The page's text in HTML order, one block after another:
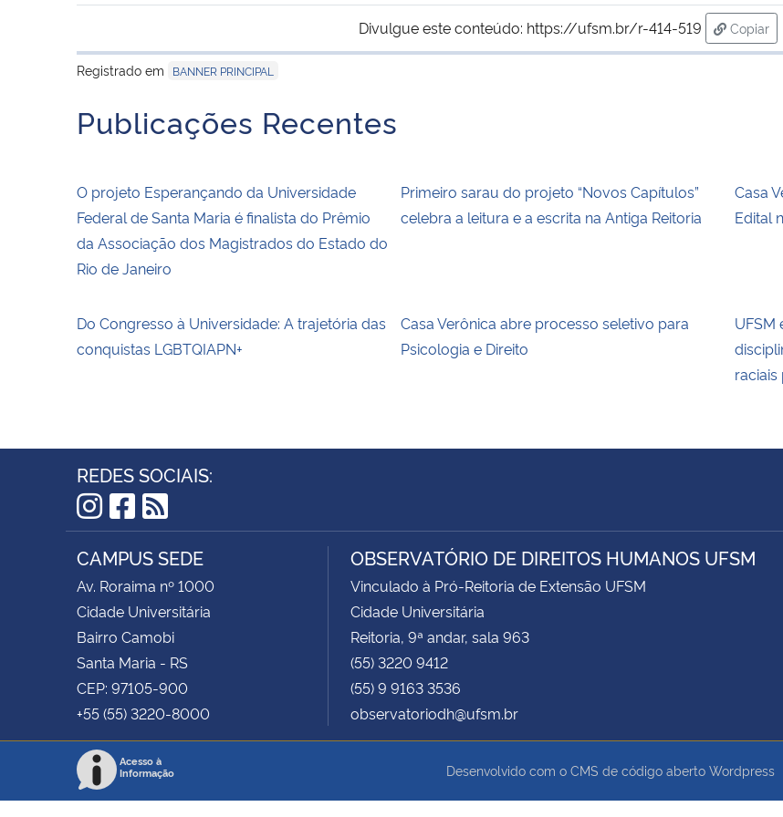
Divulgue este conteúdo: https://ufsm.br/r-414-519
Copiar
para
Registrado em
BANNER PRINCIPAL
Publicações Recentes
O projeto Esperançando da Universidade
Federal de Santa Maria é finalista do Prêmio
da Associação dos Magistrados do Estado do
Rio de Janeiro
Primeiro sarau do projeto “Novos Capítulos”
celebra a leitura e a escrita na Antiga Reitoria
Casa
Edital
Do Congresso à Universidade: A trajetória das
conquistas LGBTQIAPN+
Casa Verônica abre processo seletivo para
Psicologia e Direito
UFSM
raciais
REDES SOCIAIS:
Instagram
Facebook
RSS
CAMPUS SEDE
Av. Roraima nº 1000
Cidade Universitária
Bairro Camobi
Santa Maria - RS
CEP: 97105-900
+55 (55) 3220-8000
OBSERVATÓRIO DE DIREITOS HUMANOS UFSM
Vinculado à Pró-Reitoria de Extensão UFSM
Cidade Universitária
Reitoria, 9ª andar, sala 963
(55) 3220 9412
(55) 9 9163 3536
observatoriodh@ufsm.br
Acesso à
Informação
Desenvolvido com o CMS de código aberto Wordpress